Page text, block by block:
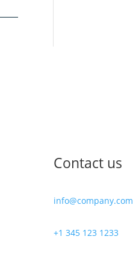
Contact us
info@company.com
+1 345 123 1233